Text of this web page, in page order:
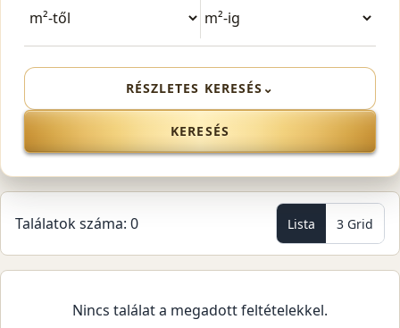
RÉSZLETES KERESÉS ⌄
KERESÉS
Találatok száma: 0 Lista 3 Grid
Nincs találat a megadott feltételekkel.